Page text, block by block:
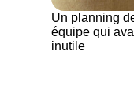
Un planning
équipe qui
inutile